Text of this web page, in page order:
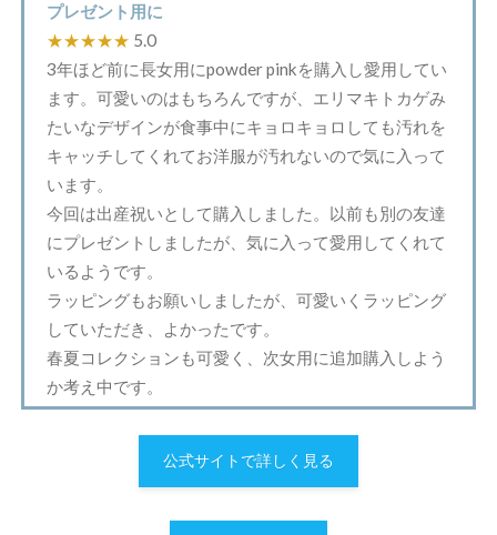
プレゼント用に
★★★★★ 5.0
3年ほど前に長女用にpowder pinkを購入し愛用してい
ます。可愛いのはもちろんですが、エリマキトカゲみ
たいなデザインが食事中にキョロキョロしても汚れを
キャッチしてくれてお洋服が汚れないので気に入って
います。
今回は出産祝いとして購入しました。以前も別の友達
にプレゼントしましたが、気に入って愛用してくれて
いるようです。
ラッピングもお願いしましたが、可愛いくラッピング
していただき、よかったです。
春夏コレクションも可愛く、次女用に追加購入しよう
か考え中です。
公式サイトで詳しく見る